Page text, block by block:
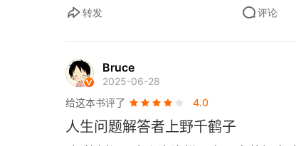
19. 丈夫对我的内心毫无兴趣
20. 爱“家务骚扰”的丈夫让我头疼
21. 丈夫沉迷于偶像团体
转发 评论
Bruce
2025-06-28
给这本书评了
4.0
人生问题解答者上野千鹤子